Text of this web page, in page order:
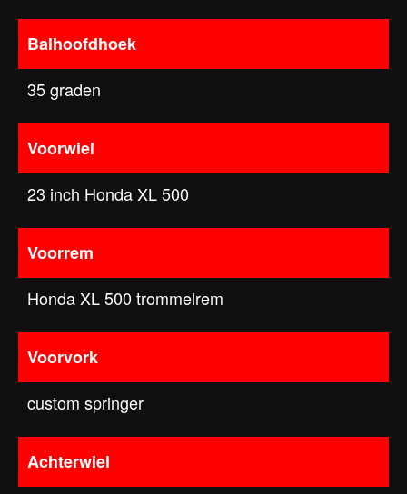
Balhoofdhoek
35 graden
Voorwiel
23 inch Honda XL 500
Voorrem
Honda XL 500 trommelrem
Voorvork
custom springer
Achterwiel